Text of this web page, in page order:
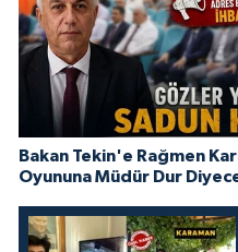
Bakan Tekin'e Rağmen
Oyununa Müdür Dur